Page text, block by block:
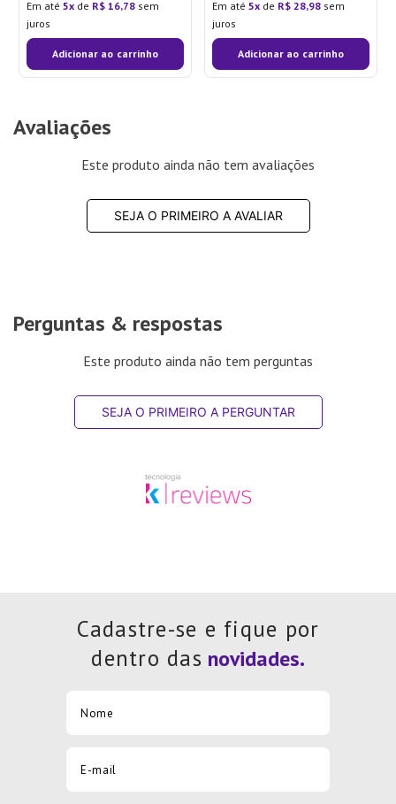
Em até 5 de R$ 16,78 sem
juros
Adicionar ao carrinho
Em até 5 de R$ 28,98 sem
juros
Adicionar ao carrinho
Avaliações
Este produto ainda não tem avaliações
SEJA O PRIMEIRO A AVALIAR
Perguntas & respostas
Este produto ainda não tem perguntas
SEJA O PRIMEIRO A PERGUNTAR
Cadastre-se e fique por
dentro das